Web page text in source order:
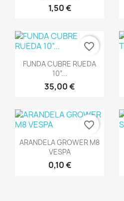
1,50 €
Vista rápida
FUNDA CUBRE RUEDA
10”...
35,00 €
favorite_border
Vista rápida
ARANDELA GROWER M8
VESPA
0,10 €
favorite_border